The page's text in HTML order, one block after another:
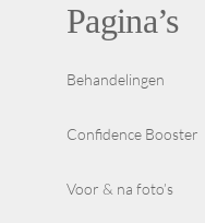
Pagina’s
Behandelingen
Confidence Booster
Voor & na foto’s